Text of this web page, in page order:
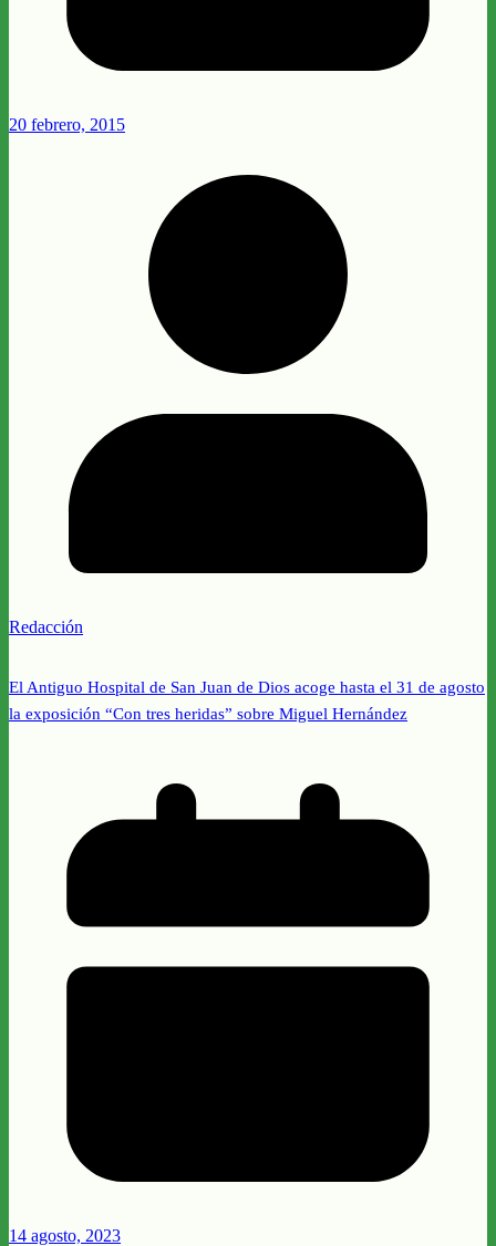
20 febrero, 2015
Redacción
El Antiguo Hospital de San Juan de Dios acoge hasta el 31 de agosto
la exposición “Con tres heridas” sobre Miguel Hernández
14 agosto, 2023